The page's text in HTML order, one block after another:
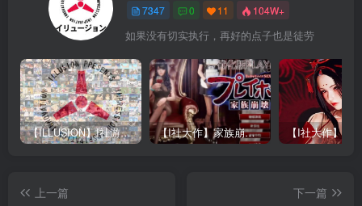
7347 0 11 104W+
如果没有切实执行，再好的点子也是徒劳
【ILLUSION】I社游戏合集截至2025 无修正汉化硬盘纯净版手慢无[微云/OD] 【I社大作】家族崩坏Playhome 终极12.0收藏版新整合【85G/补档福利】【年费会员专享，手慢无】
上一篇
下一篇